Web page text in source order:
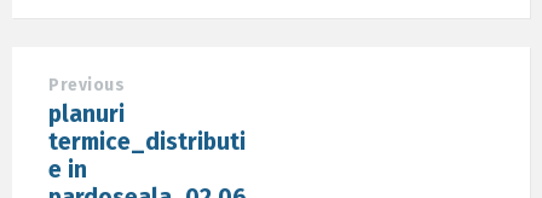
Previous
planuri
termice_distributi
e in